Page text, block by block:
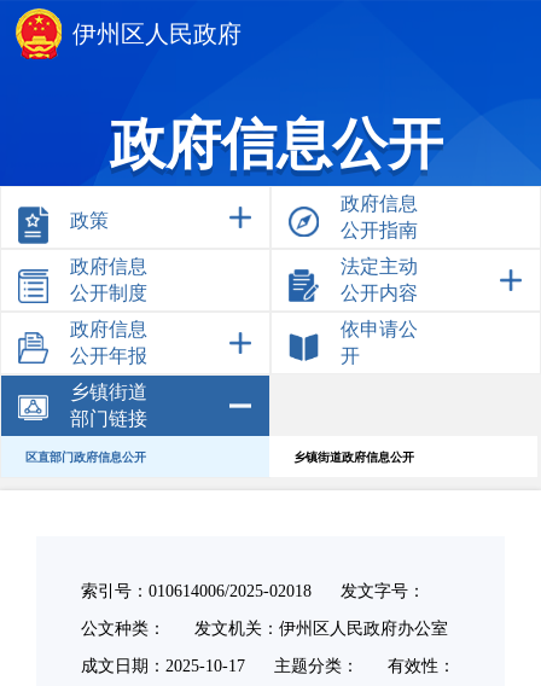
伊州区人民政府
政府信息公开
政策
政府信息
公开指南
政府信息
公开制度
法定主动
公开内容
政府信息
公开年报
依申请公
开
乡镇街道
部门链接
区直部门政府信息公开 乡镇街道政府信息公开
索引号：010614006/2025-02018 发文字号：
公文种类： 发文机关：伊州区人民政府办公室
成文日期： 2025-10-17 主题分类： 有效性：